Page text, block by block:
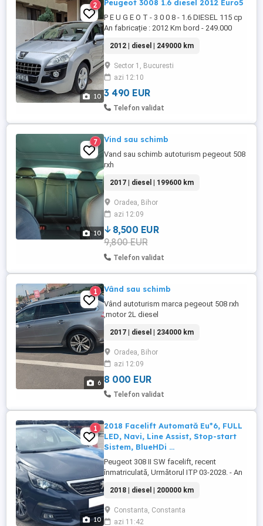
10
2 Peugeot 3008 1.6 diesel 2012 Euro5
P E U G E O T - 3 0 0 8 - 1.6 DIESEL 115 cp
An fabricație : 2012 Km bord - 249.000
Norma Poluare EURO 5 Combustibil :
DIESEL Se prezintă în stare buna, Fara
Rugină îngrijită bine, interior foarte curat.
REVIZII EFECUTATE LA TIMP VOLANTA +
AMBREAJ NOU Dotari: - ...
2012 | diesel | 249000 km
Sector 1, Bucuresti
azi 12:10
3 490 EUR
Telefon validat
10
7 Vind sau schimb
Vand sau schimb autoturism pegeout 508
rxh
2017 | diesel | 199600 km
Oradea, Bihor
azi 12:09
8,500 EUR
9,800 EUR
Telefon validat
6
1 Vând sau schimb
Vând autoturism marca pegeout 508 rxh
,motor 2L diesel
2017 | diesel | 234000 km
Oradea, Bihor
azi 12:09
8 000 EUR
Telefon validat
10
1
2018 Facelift Automată Eu*6, FULL
LED, Navi, Line Assist, Stop-start
Sistem, BlueHDi ...
Peugeot 308 II SW facelift, recent
înmatriculată, Următorul ITP 03-2028. - An
Led, - Fază scurtă Led, - Semnalizare
dinamică Led - Proiectoare ceață LED -
Motor 1.6 BlueHdi - 120 cp - 230.000 km -
2018 | diesel | 200000 km
Constanta, Constanta
azi 11:42